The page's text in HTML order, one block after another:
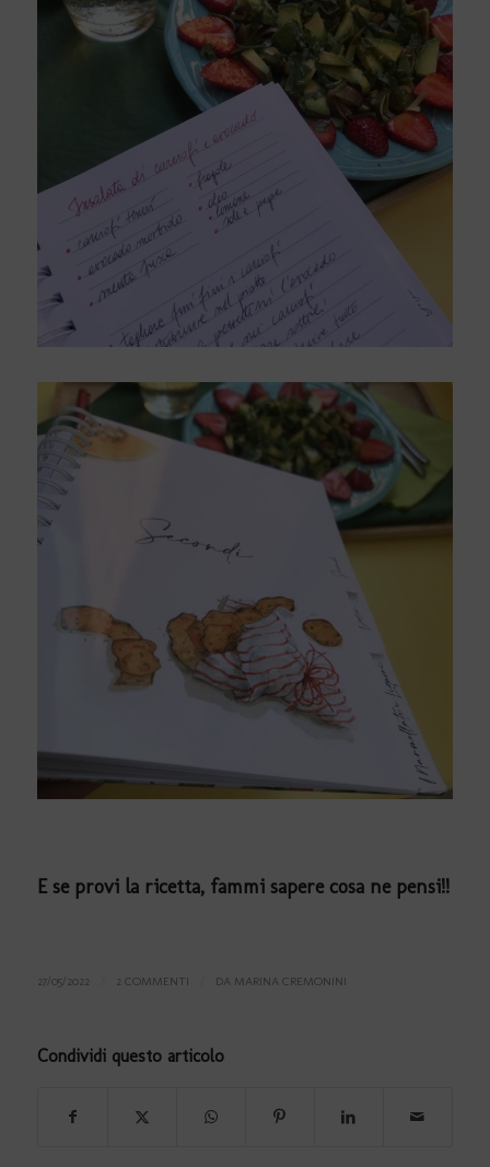
E se provi la ricetta, fammi sapere cosa ne pensi!!
27/05/2022 2 COMMENTI DA MARINA CREMONINI
Condividi questo articolo